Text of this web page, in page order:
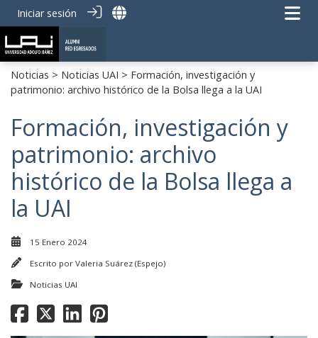
Iniciar sesión
Noticias > Noticias UAI > Formación, investigación y
patrimonio: archivo histórico de la Bolsa llega a la UAI
Formación, investigación y
patrimonio: archivo
histórico de la Bolsa llega a
la UAI
15 Enero 2024
Escrito por Valeria Suárez (Espejo)
Noticias UAI